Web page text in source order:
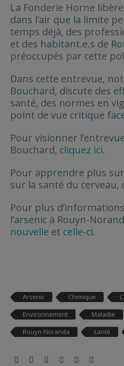
La Fonderie Horne
dans l’air que la limite
temps déjà, des
et des habitant.e.s de
préoccupés par cette
Dans cette entrevue,
Bouchard, discute des
santé, des normes en
point de vue critique
Pour visionner
Bouchard, cliquez ici.
Pour apprendre plus
sur la santé du cerveau,
Pour plus
l’arsenic à Rouyn-
nouvelle et celle-ci.
Arsenic Chimique
Environnement
Maladie
Rouyn-Noranda
santé